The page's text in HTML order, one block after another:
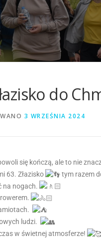
do
3 WRZEŚNIA 2024
się kończą, ale to nie
63. Złazisko
tym razem
na nogach.
ludzi.
w świetnej atmosferze!